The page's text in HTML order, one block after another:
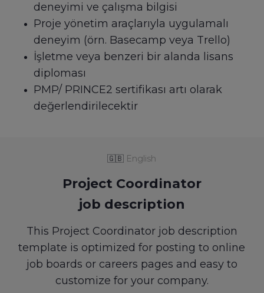
deneyimi ve çalışma bilgisi
Proje yönetim araçlarıyla uygulamalı
deneyim (örn. Basecamp veya Trello)
İşletme veya benzeri bir alanda lisans
diploması
PMP/ PRINCE2 sertifikası artı olarak
değerlendirilecektir
🇬🇧 English
Project Coordinator
job description
This Project Coordinator job description
template is optimized for posting to online
job boards or careers pages and easy to
customize for your company.